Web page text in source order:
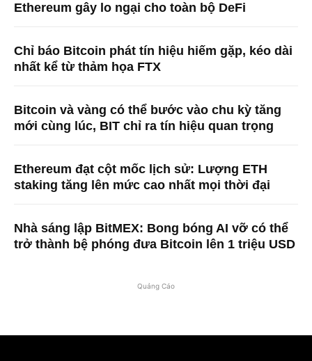
Ethereum gây lo ngại cho toàn bộ DeFi
Chỉ báo Bitcoin phát tín hiệu hiếm gặp, kéo dài
nhất kể từ thảm họa FTX
Bitcoin và vàng có thể bước vào chu kỳ tăng
mới cùng lúc, BIT chỉ ra tín hiệu quan trọng
Ethereum đạt cột mốc lịch sử: Lượng ETH
staking tăng lên mức cao nhất mọi thời đại
Nhà sáng lập BitMEX: Bong bóng AI vỡ có thể
trở thành bệ phóng đưa Bitcoin lên 1 triệu USD
Quảng Cáo